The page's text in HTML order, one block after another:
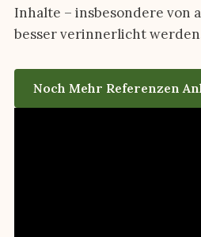
Inhalte – insbesondere von
besser verinnerlicht
Noch Mehr Referenzen